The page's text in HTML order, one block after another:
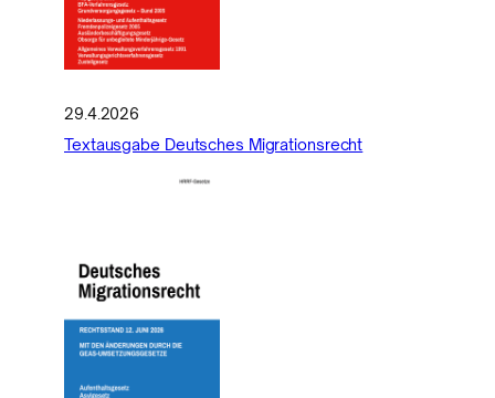
29.4.2026
Textausgabe Deutsches Migrationsrecht